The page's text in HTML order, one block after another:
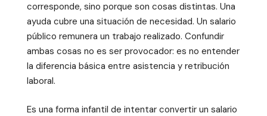
corresponde, sino porque son cosas distintas. Una
ayuda cubre una situación de necesidad. Un salario
público remunera un trabajo realizado. Confundir
ambas cosas no es ser provocador: es no entender
la diferencia básica entre asistencia y retribución
laboral.
Es una forma infantil de intentar convertir un salario